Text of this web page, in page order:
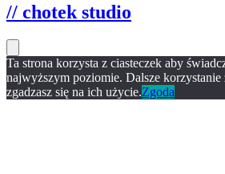
// chotek studio
Ta strona korzysta z ciasteczek aby
najwyższym poziomie. Dalsze korzystanie
zgadzasz się na ich użycie.Zgoda